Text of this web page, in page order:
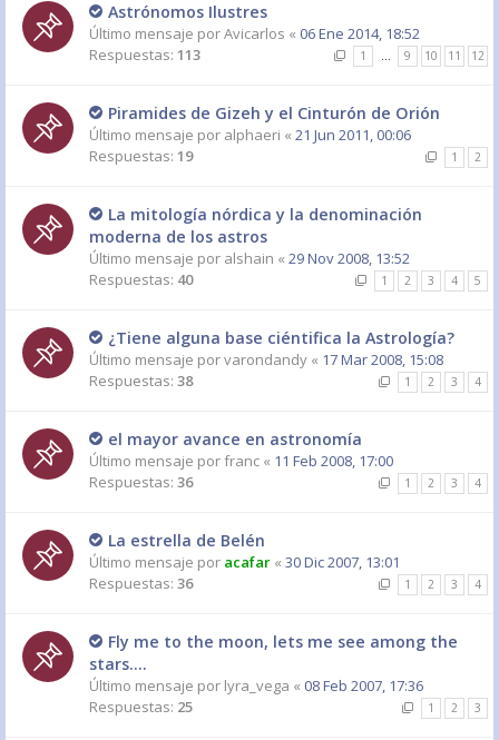
Astrónomos Ilustres
Último mensaje porAvicarlos « 06 Ene 2014, 18:52
Respuestas: 113 1 … 9 10 11 12
Piramides de Gizeh y el Cinturón de Orión
Último mensaje por alphaeri « 21 Jun 2011, 00:06
Respuestas: 19 1 2
La mitología nórdica y la denominación
moderna de los astros
Último mensaje por alshain « 29 Nov 2008, 13:52
Respuestas: 40 1 2 3 4 5
¿Tiene alguna base ciéntifica la Astrología?
Último mensaje porvarondandy « 17 Mar 2008, 15:08
Respuestas: 38 1 2 3 4
el mayor avance en astronomía
Último mensaje porfranc « 11 Feb 2008, 17:00
Respuestas: 36 1 2 3 4
La estrella de Belén
Último mensaje por acafar « 30 Dic 2007, 13:01
Respuestas: 36 1 2 3 4
Fly me to the moon, lets me see among the
stars....
Último mensaje por lyra_vega « 08 Feb 2007, 17:36
Respuestas: 25 1 2 3